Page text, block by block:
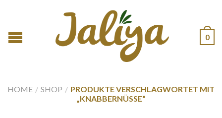
0
HOME / SHOP / PRODUKTE VERSCHLAGWORTET MIT
„KNABBERNÜSSE“